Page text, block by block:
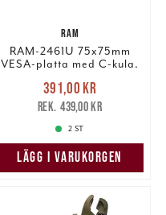
RAM
RAM-2461U 75x75mm
VESA-platta med C-kula.
Nuvarande pris
391,00 krTidigare pris
439,00 kr
391,00 kr
439,00 kr
2 ST
LÄGG I VARUKORGEN